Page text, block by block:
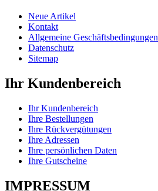
Neue Artikel
Kontakt
Allgemeine Geschäftsbedingungen
Datenschutz
Sitemap
Ihr Kundenbereich
Ihr Kundenbereich
Ihre Bestellungen
Ihre Rückvergütungen
Ihre Adressen
Ihre persönlichen Daten
Ihre Gutscheine
IMPRESSUM